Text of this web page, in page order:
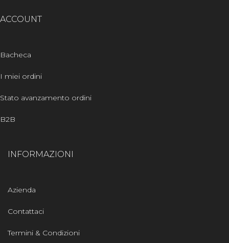
ACCOUNT
Bacheca
I miei ordini
Stato avanzamento ordini
B2B
INFORMAZIONI
Azienda
Contattaci
Termini & Condizioni